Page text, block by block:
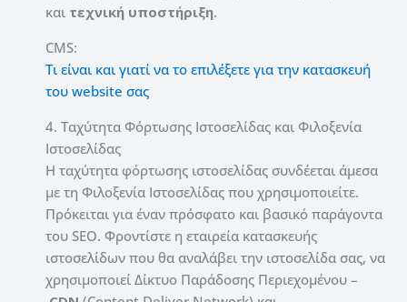
και τεχνική υποστήριξη.
CMS:
Τι είναι και γιατί να το επιλέξετε για την κατασκευή
του website σας
4. Ταχύτητα Φόρτωσης Ιστοσελίδας και Φιλοξενία
Ιστοσελίδας
Η ταχύτητα φόρτωσης ιστοσελίδας συνδέεται άμεσα
με τη Φιλοξενία Ιστοσελίδας που χρησιμοποιείτε.
Πρόκειται για έναν πρόσφατο και βασικό παράγοντα
του SEO. Φροντίστε η εταιρεία κατασκευής
ιστοσελίδων που θα αναλάβει την ιστοσελίδα σας, να
χρησιμοποιεί Δίκτυο Παράδοσης Περιεχομένου –